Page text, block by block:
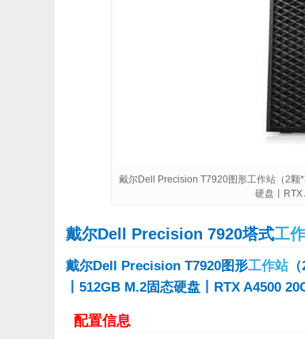
戴尔Dell Precision T7920图形工作站（2颗
硬盘丨RTX
戴尔Dell Precision 7920塔式工
戴尔Dell Precision T7920图形工作站（
丨512GB M.2固态硬盘丨RTX A4500
配置信息